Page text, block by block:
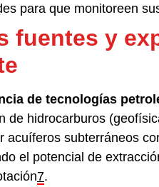
para que monitoreen
fuentes y
de tecnologías
de hidrocarburos
acuíferos subterráneos
el potencial de
7.